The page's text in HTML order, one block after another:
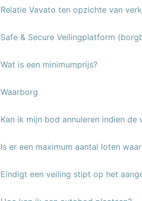
Relatie Vavato ten opzichte van
Safe & Secure Veilingplatform
Wat is een minimumprijs?
Waarborg
Kan ik mijn bod annuleren indien
Is er een maximum aantal loten
Eindigt een veiling stipt op het